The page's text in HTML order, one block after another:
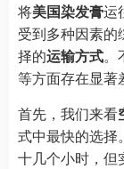
将美国染发膏运
受到多种因素
择的运输方式。
等方面存在显著
首先，我们来看
式中最快的选择
十几个小时，但